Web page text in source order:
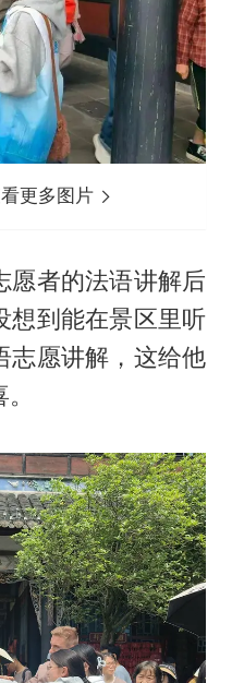
更多图片
愿者的法语讲解后
想到能在景区里听
志愿讲解，这给他